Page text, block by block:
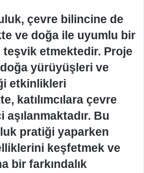
çevre bilincine de
ve doğa ile uyumlu bir
teşvik etmektedir. Proje
yürüyüşleri ve
etkinlikleri
katılımcılara çevre
Bu
pratiği yaparken
keşfetmek ve
bir farkındalık